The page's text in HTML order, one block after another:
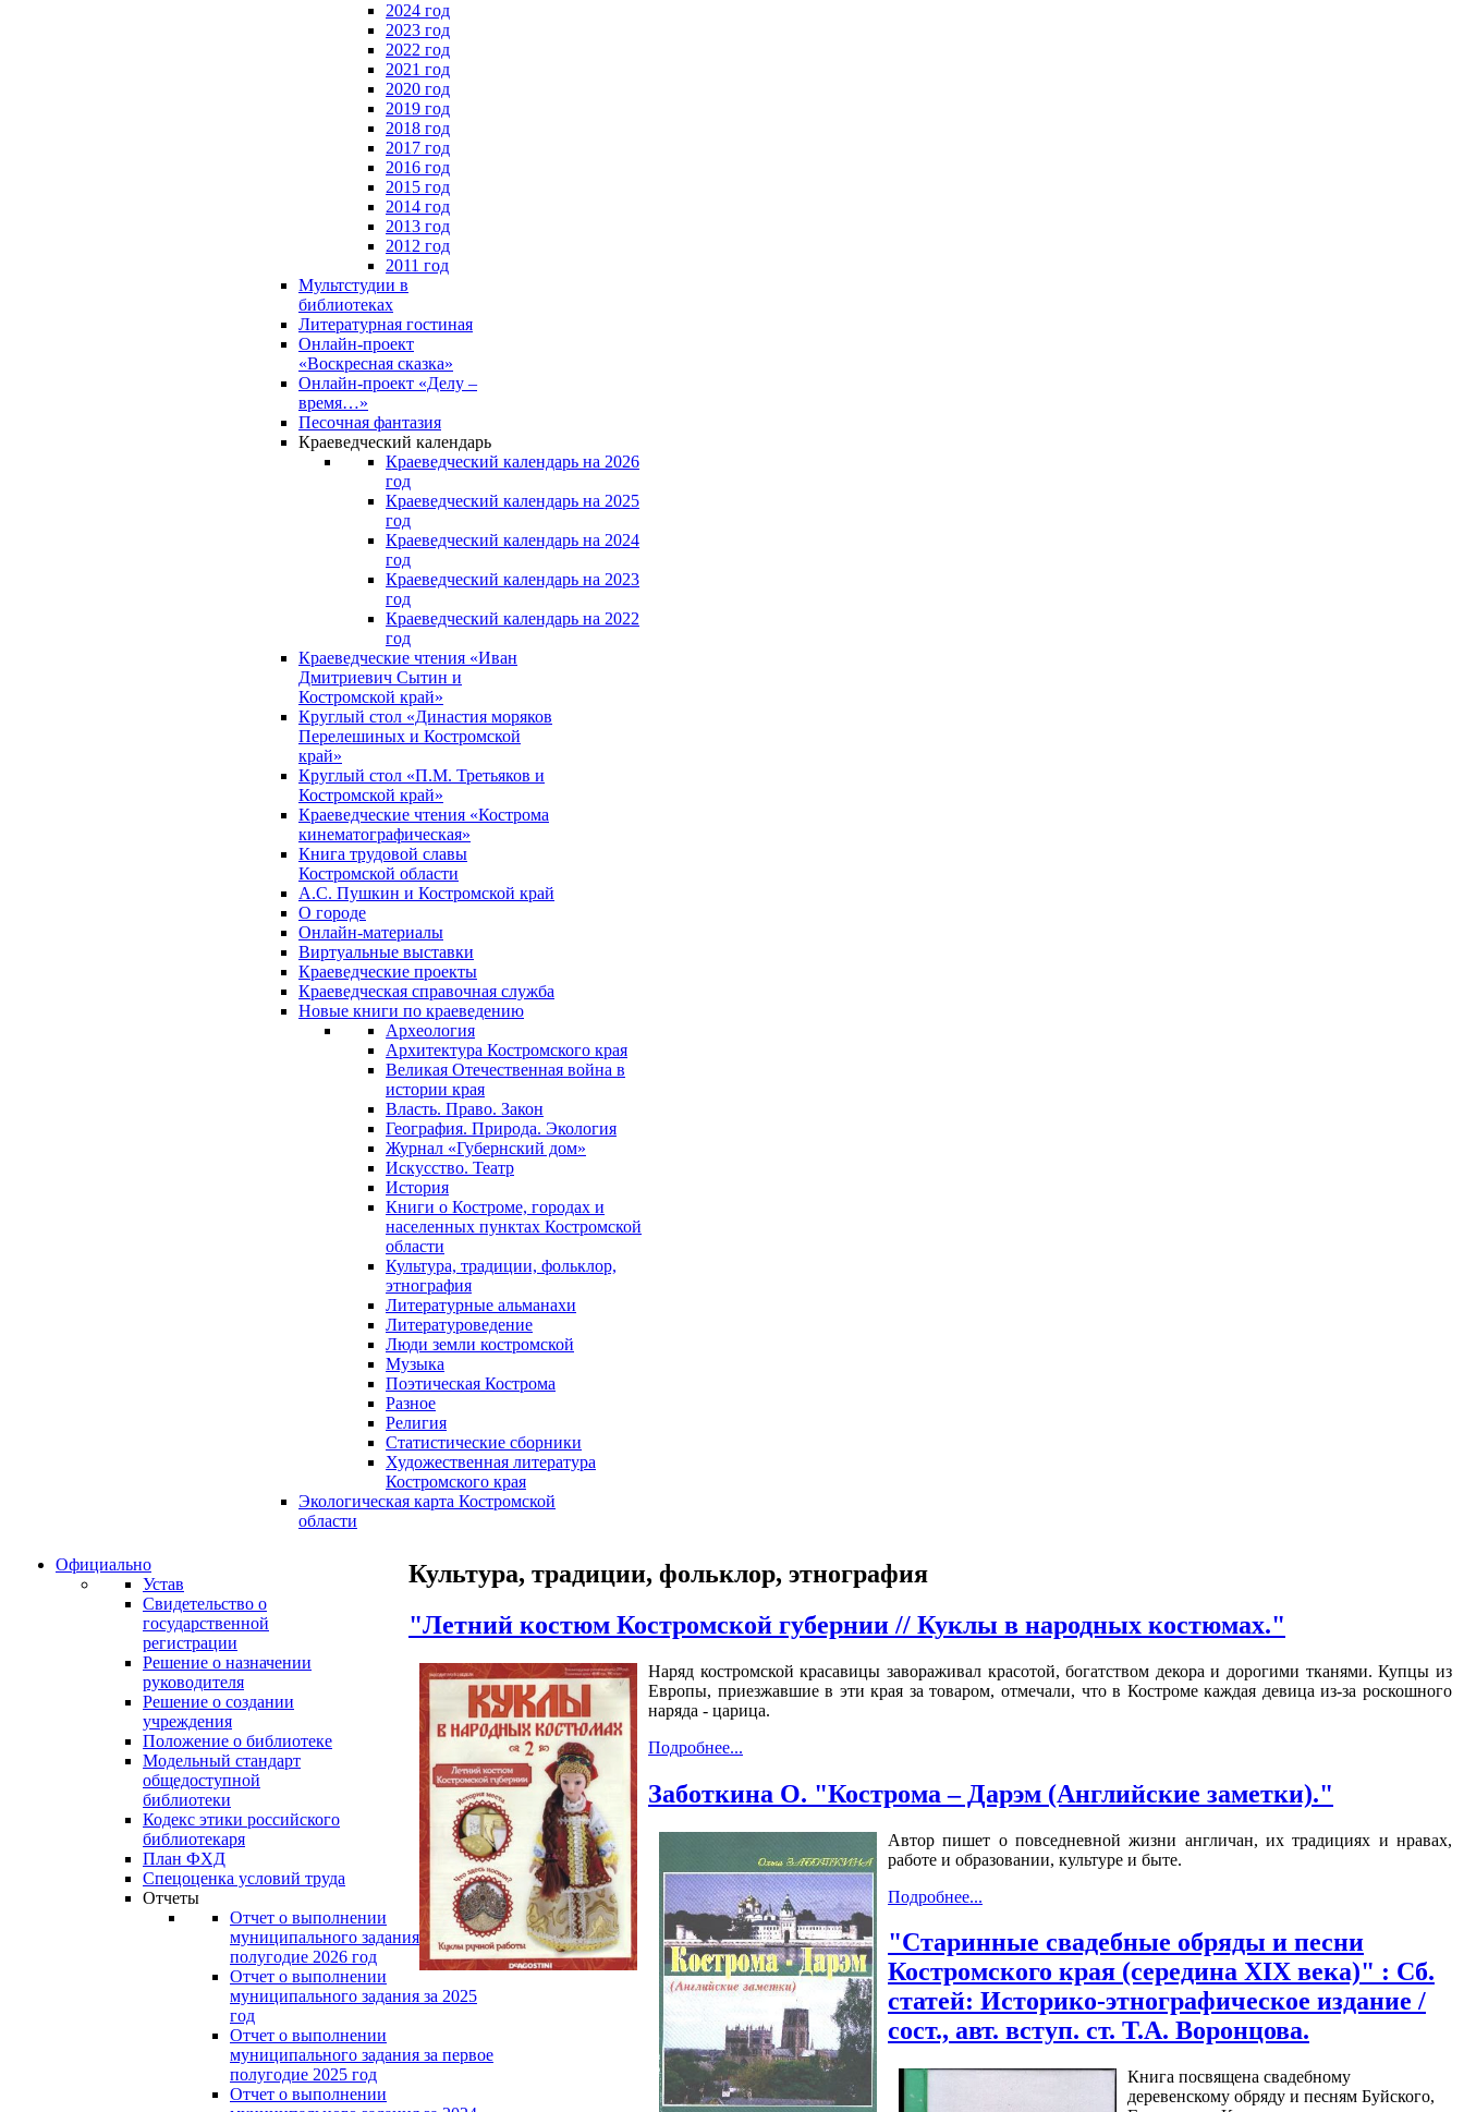
2024 год
2023 год
2022 год
2021 год
2020 год
2019 год
2018 год
2017 год
2016 год
2015 год
2014 год
2013 год
2012 год
2011 год
Мультстудии в
библиотеках
Литературная гостиная
Онлайн-проект
«Воскресная сказка»
Онлайн-проект «Делу –
время…»
Песочная фантазия
Краеведческий календарь
Краеведческий календарь на 2026
год
Краеведческий календарь на 2025
год
Краеведческий календарь на 2024
год
Краеведческий календарь на 2023
год
Краеведческий календарь на 2022
год
Краеведческие чтения «Иван
Дмитриевич Сытин и
Костромской край»
Круглый стол «Династия моряков
Перелешиных и Костромской
край»
Круглый стол «П.М. Третьяков и
Костромской край»
Краеведческие чтения «Кострома
кинематографическая»
Книга трудовой славы
Костромской области
А.С. Пушкин и Костромской край
О городе
Онлайн-материалы
Виртуальные выставки
Краеведческие проекты
Краеведческая справочная служба
Новые книги по краеведению
Археология
Архитектура Костромского края
Великая Отечественная война в
истории края
Власть. Право. Закон
География. Природа. Экология
Журнал «Губернский дом»
Искусство. Театр
История
Книги о Костроме, городах и
населенных пунктах Костромской
области
Культура, традиции, фольклор,
этнография
Литературные альманахи
Литературоведение
Люди земли костромской
Музыка
Поэтическая Кострома
Разное
Религия
Статистические сборники
Художественная литература
Костромского края
Экологическая карта Костромской
области
Официально
Устав
Свидетельство о
государственной
регистрации
Решение о назначении
руководителя
Решение о создании
учреждения
Положение о библиотеке
Модельный стандарт
общедоступной
библиотеки
Кодекс этики российского
библиотекаря
План ФХД
Спецоценка условий труда
Отчеты
Отчет о выполнении
муниципального задания за первое
полугодие 2026 год
Отчет о выполнении
муниципального задания за 2025
год
Отчет о выполнении
муниципального задания за первое
полугодие 2025 год
Отчет о выполнении
Культура, традиции, фольклор, этнография
"Летний костюм Костромской губернии // Куклы в народных костюмах."
Наряд костромской красавицы завораживал красотой, богатством декора и дорогими тканями. Купцы из
Европы, приезжавшие в эти края за товаром, отмечали, что в Костроме каждая девица из-за роскошного
наряда - царица.
Подробнее...
Заботкина О. "Кострома – Дарэм (Английские заметки)."
Автор пишет о повседневной жизни англичан, их традициях и нравах,
работе и образовании, культуре и быте.
Подробнее...
"Старинные свадебные обряды и песни
Костромского края (середина XIX века)" : Сб.
статей: Историко-этнографическое издание /
сост., авт. вступ. ст. Т.А. Воронцова.
Книга посвящена свадебному
деревенскому обряду и песням Буйского,